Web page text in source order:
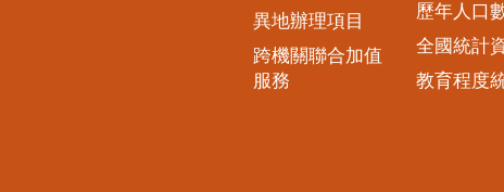
異地辦理項目
跨機關聯合加值
服務
歷年人口
全國統計
教育程度